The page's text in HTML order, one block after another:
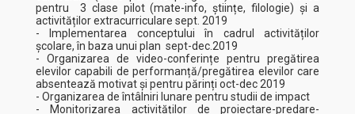
pentru 3 clase pilot (mate-info, științe, filologie) și a
activităților extracurriculare sept. 2019
- Implementarea conceptului în cadrul activităților
școlare, în baza unui plan sept-dec.2019
- Organizarea de video-conferințe pentru pregătirea
elevilor capabili de performanță/pregătirea elevilor care
absentează motivat și pentru părinți oct-dec 2019
- Organizarea de întâlniri lunare pentru studii de impact
- Monitorizarea activităților de proiectare-predare-